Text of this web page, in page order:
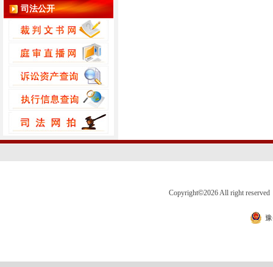
司法公开
Copyright©2026 All right